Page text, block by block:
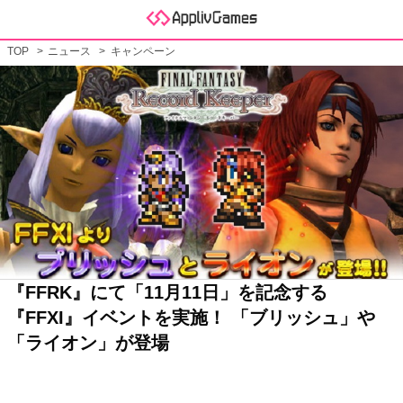
TOP ニュース キャンペーン
『FFRK』にて「11月11日」を記念する
『FFXI』イベントを実施！ 「ブリッシュ」や
「ライオン」が登場